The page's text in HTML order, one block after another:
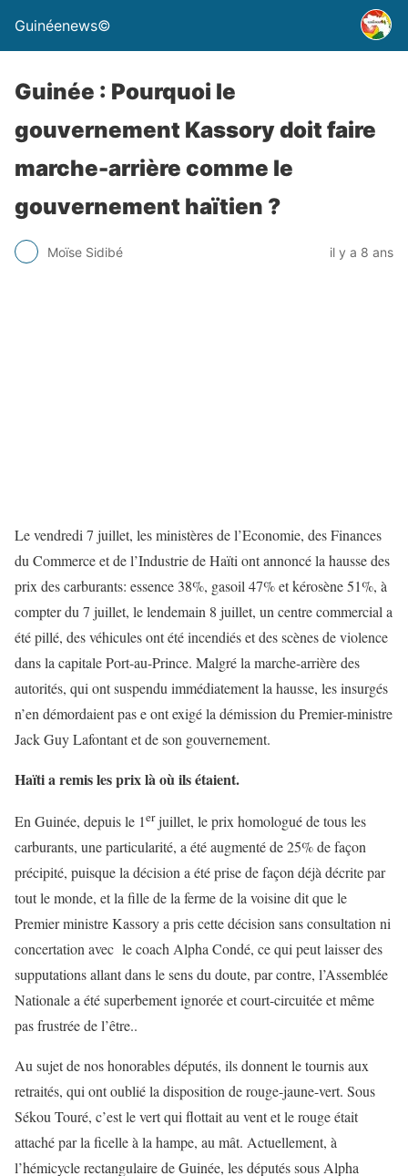
Guinéenews©
Guinée : Pourquoi le
gouvernement Kassory doit faire
marche-arrière comme le
gouvernement haïtien ?
Moïse Sidibé il y a 8 ans
Le vendredi 7 juillet, les ministères de l’Economie, des Finances
du Commerce et de l’Industrie de Haïti ont annoncé la hausse des
prix des carburants: essence 38%, gasoil 47% et kérosène 51%, à
compter du 7 juillet, le lendemain 8 juillet, un centre commercial a
été pillé, des véhicules ont été incendiés et des scènes de violence
dans la capitale Port-au-Prince. Malgré la marche-arrière des
autorités, qui ont suspendu immédiatement la hausse, les insurgés
n’en démordaient pas e ont exigé la démission du Premier-ministre
Jack Guy Lafontant et de son gouvernement.
Haïti a remis les prix là où ils étaient.
En Guinée, depuis le 1erjuillet, le prix homologué de tous les
carburants, une particularité, a été augmenté de 25% de façon
précipité, puisque la décision a été prise de façon déjà décrite par
tout le monde, et la fille de la ferme de la voisine dit que le
Premier ministre Kassory a pris cette décision sans consultation ni
concertation avec le coach Alpha Condé, ce qui peut laisser des
supputations allant dans le sens du doute, par contre, l’Assemblée
Nationale a été superbement ignorée et court-circuitée et même
pas frustrée de l’être..
Au sujet de nos honorables députés, ils donnent le tournis aux
retraités, qui ont oublié la disposition de rouge-jaune-vert. Sous
Sékou Touré, c’est le vert qui flottait au vent et le rouge était
attaché par la ficelle à la hampe, au mât. Actuellement, à
l’hémicycle rectangulaire de Guinée, les députés sous Alpha